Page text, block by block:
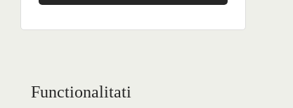
Functionalitati